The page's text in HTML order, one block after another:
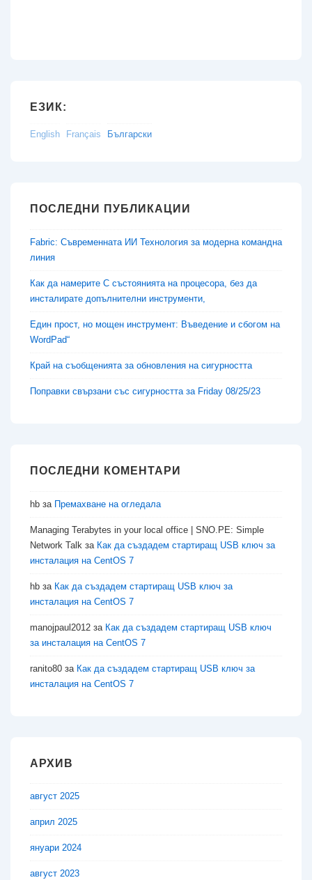
ЕЗИК:
English Français Български
ПОСЛЕДНИ ПУБЛИКАЦИИ
Fabric: Съвременната ИИ Технология за модерна командна
линия
Как да намерите C състоянията на процесора, без да
инсталирате допълнителни инструменти,
Един прост, но мощен инструмент: Въведение и сбогом на
WordPad“
Край на съобщенията за обновления на сигурността
Поправки свързани със сигурността за Friday 08/25/23
ПОСЛЕДНИ КОМЕНТАРИ
hb за Премахване на огледала
Managing Terabytes in your local office | SNO.PE: Simple
Network Talk за Как да създадем стартиращ USB ключ за
инсталация на CentOS 7
hb за Как да създадем стартиращ USB ключ за
инсталация на CentOS 7
manojpaul2012 за Как да създадем стартиращ USB ключ
за инсталация на CentOS 7
ranito80 за Как да създадем стартиращ USB ключ за
инсталация на CentOS 7
АРХИВ
август 2025
април 2025
януари 2024
август 2023